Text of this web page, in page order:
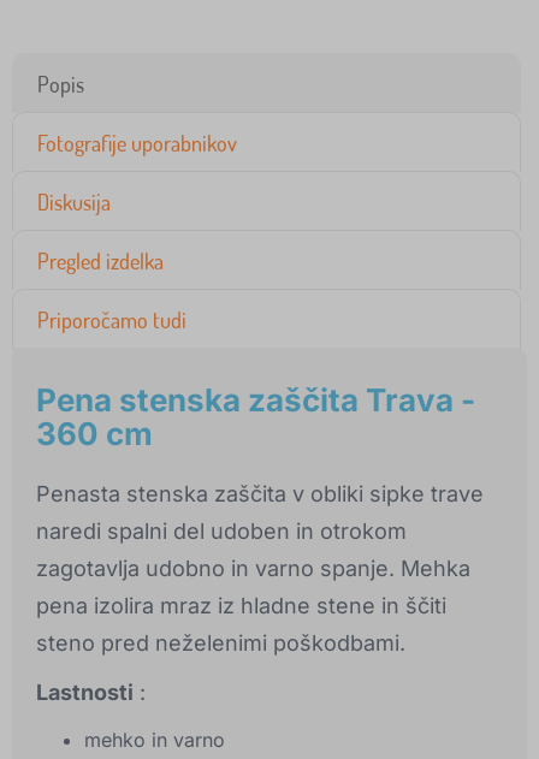
Popis
Fotografije uporabnikov
Diskusija
Pregled izdelka
Priporočamo tudi
Pena stenska zaščita Trava -
360 cm
Penasta stenska zaščita v obliki sipke trave
naredi spalni del udoben in otrokom
zagotavlja udobno in varno spanje. Mehka
pena izolira mraz iz hladne stene in ščiti
steno pred neželenimi poškodbami.
Lastnosti :
mehko in varno